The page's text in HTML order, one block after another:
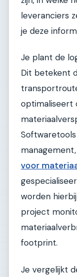
leveranciers
je deze
Je plant de
Dit betekent
optimaliseert
voor
worden
project
footprint.
Je vergelijkt